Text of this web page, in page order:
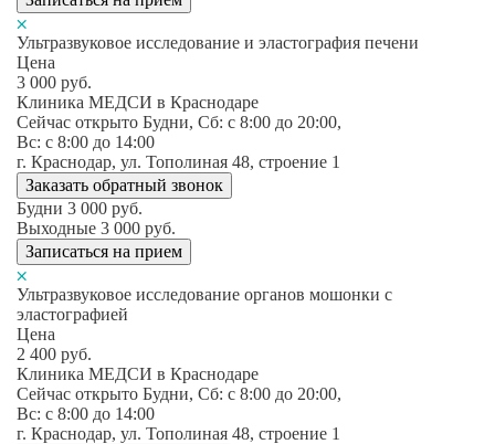
Ультразвуковое исследование и эластография печени
Цена
3 000 руб.
Клиника МЕДСИ в Краснодаре
Сейчас открыто Будни, Сб: c 8:00 до 20:00,
Вс: c 8:00 до 14:00
г. Краснодар, ул. Тополиная 48, строение 1
Заказать обратный звонок
Будни 3 000 руб.
Выходные 3 000 руб.
Записаться на прием
Ультразвуковое исследование органов мошонки с
эластографией
Цена
2 400 руб.
Клиника МЕДСИ в Краснодаре
Сейчас открыто Будни, Сб: c 8:00 до 20:00,
Вс: c 8:00 до 14:00
г. Краснодар, ул. Тополиная 48, строение 1